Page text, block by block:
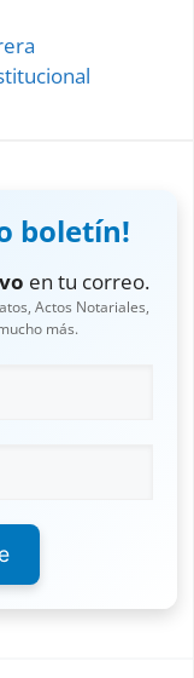
boletín!
en tu correo.
Actos Notariales,
más.